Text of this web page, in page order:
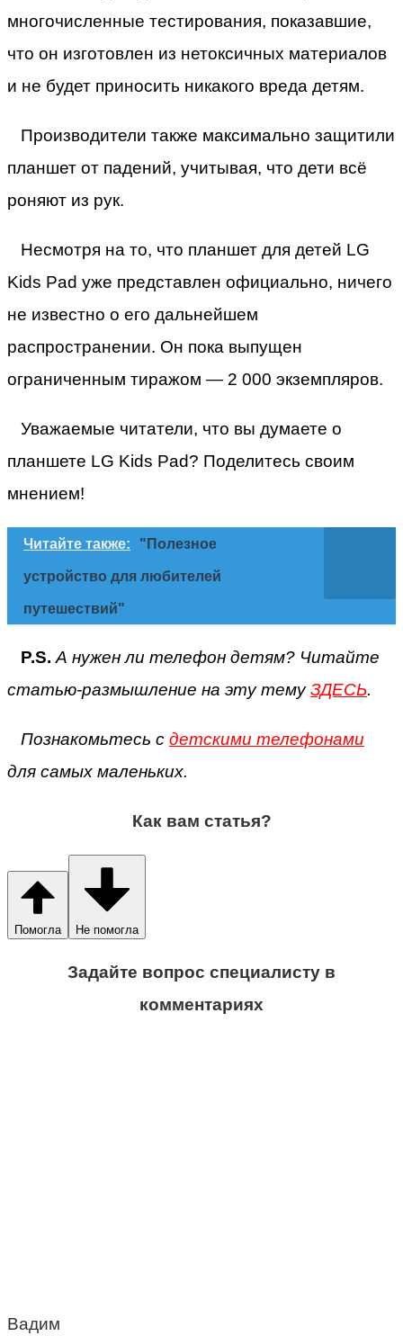
многочисленные тестирования, показавшие,
что он изготовлен из нетоксичных материалов
и не будет приносить никакого вреда детям.
Производители также максимально защитили
планшет от падений, учитывая, что дети всё
роняют из рук.
Несмотря на то, что планшет для детей LG
Kids Pad уже представлен официально, ничего
не известно о его дальнейшем
распространении. Он пока выпущен
ограниченным тиражом — 2 000 экземпляров.
Уважаемые читатели, что вы думаете о
планшете LG Kids Pad? Поделитесь своим
мнением!
Читайте также: "Полезное
устройство для любителей
путешествий"
P.S. А нужен ли телефон детям? Читайте
статью-размышление на эту темуЗДЕСЬ.
Познакомьтесь с детскими телефонами
для самых маленьких.
Как вам статья?
Помогла Не помогла
Задайте вопрос специалисту в
комментариях
Вадим